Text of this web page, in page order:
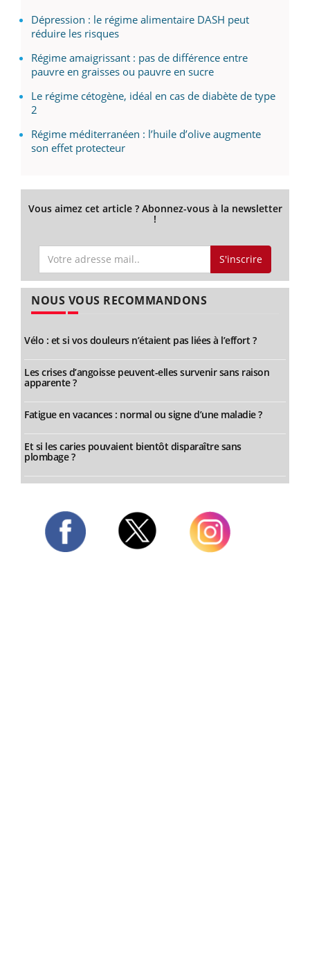
Dépression : le régime alimentaire DASH peut
réduire les risques
Régime amaigrissant : pas de différence entre
pauvre en graisses ou pauvre en sucre
Le régime cétogène, idéal en cas de diabète de type
2
Régime méditerranéen : l’huile d’olive augmente
son effet protecteur
Vous aimez cet article ? Abonnez-vous à la newsletter
!
S'inscrire
NOUS VOUS RECOMMANDONS
Vélo : et si vos douleurs n’étaient pas liées à l’effort ?
Les crises d’angoisse peuvent-elles survenir sans raison
apparente ?
Fatigue en vacances : normal ou signe d’une maladie ?
Et si les caries pouvaient bientôt disparaître sans
plombage ?